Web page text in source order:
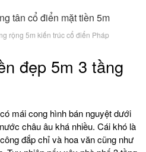
rộng 5m kiến trúc cổ điển Pháp
đẹp 5m 3 tầng
mái cong hình bán nguyệt dưới
châu âu khá nhiều. Cái khó là
đắp chỉ và hoa văn cũng như